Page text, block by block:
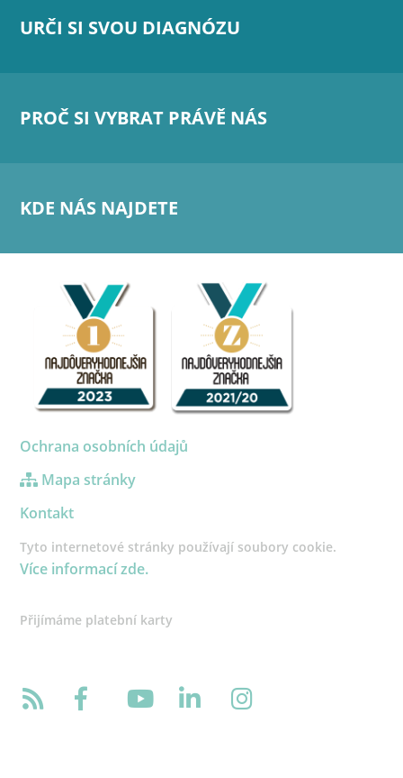
URČI SI SVOU DIAGNÓZU
PROČ SI VYBRAT PRÁVĚ NÁS
KDE NÁS NAJDETE
Ochrana osobních údajů
Mapa stránky
Kontakt
Tyto internetové stránky používají soubory cookie.
Více informací zde.
Přijímáme platební karty